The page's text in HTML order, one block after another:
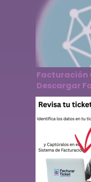
Facturación
Descargar